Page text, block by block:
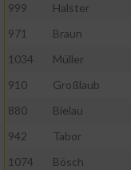
999
Halster
971
Braun
1034
Müller
910
Großlaub
880
Bielau
942
Tabor
1074
Bösch